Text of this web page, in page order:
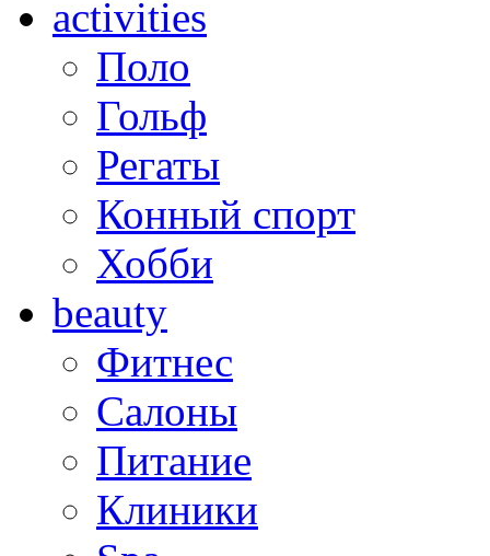
activities
Поло
Гольф
Регаты
Конный спорт
Хобби
beauty
Фитнес
Салоны
Питание
Клиники